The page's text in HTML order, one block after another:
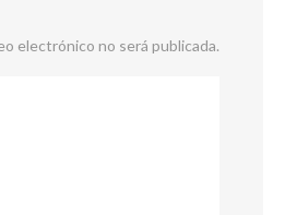
electrónico no será publicada.